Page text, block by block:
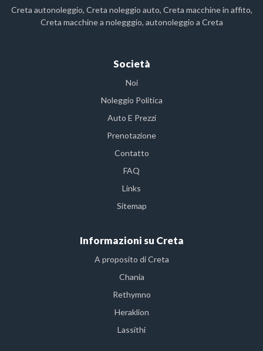
Creta autonoleggio, Creta noleggio auto, Creta macchine in affito,
Creta macchine a nolegggio, autonoleggio a Creta
Società
Noi
Noleggio Politica
Auto E Prezzi
Prenotazione
Contatto
FAQ
Links
Sitemap
Informazioni su Creta
A proposito di Creta
Chania
Rethymno
Heraklion
Lassithi